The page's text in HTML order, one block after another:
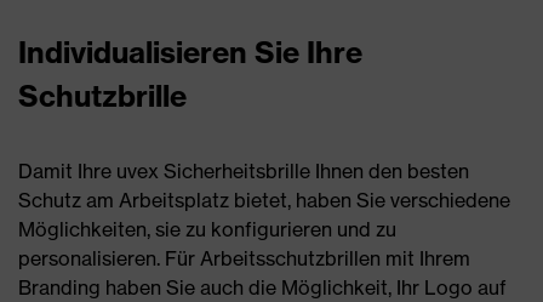
Individualisieren Sie Ihre
Schutzbrille
Damit Ihre uvex Sicherheitsbrille Ihnen den besten
Schutz am Arbeitsplatz bietet, haben Sie verschiedene
Möglichkeiten, sie zu konfigurieren und zu
personalisieren. Für Arbeitsschutzbrillen mit Ihrem
Branding haben Sie auch die Möglichkeit, Ihr Logo auf